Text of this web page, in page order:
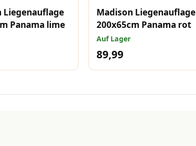
Liegenauflage
Panama lime
Madison Liegenauflage
200x65cm Panama rot
Auf Lager
89,99